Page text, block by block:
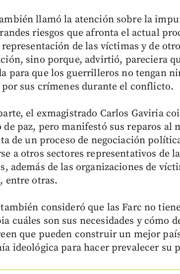
llamó la atención sobre la
riesgos que afronta el actual
de las víctimas y de
sino porque, advirtió, pareciera
para que los guerrilleros no tengan
sus crímenes durante el conflicto.
el exmagistrado Carlos Gaviria
de paz, pero manifestó sus reparos al
de un proceso de negociación
a otros sectores representativos de
además de las organizaciones de
entre otras.
consideró que las Farc no
cuáles son sus necesidades y cómo
que pueden construir un mejor
ideológica para hacer prevalecer su